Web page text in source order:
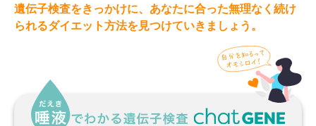
遺伝子検査をきっかけに、あなたに合った無理なく続け
られるダイエット方法を見つけていきましょう。